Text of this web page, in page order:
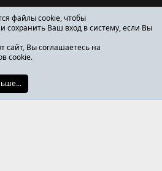
файлы cookie, чтобы
сохранить Ваш вход в систему, если Вы
сайт, Вы соглашаетесь на
cookie.